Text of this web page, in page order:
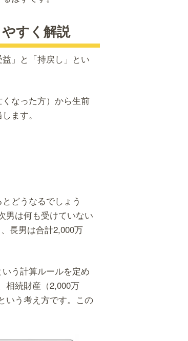
すく解説
」と「持戻し」とい
なった方）から生前
ます。
どうなるでしょう
男は何も受けていない
長男は合計2,000万
いう計算ルールを定め
相続財産（2,000万
いう考え方です。この